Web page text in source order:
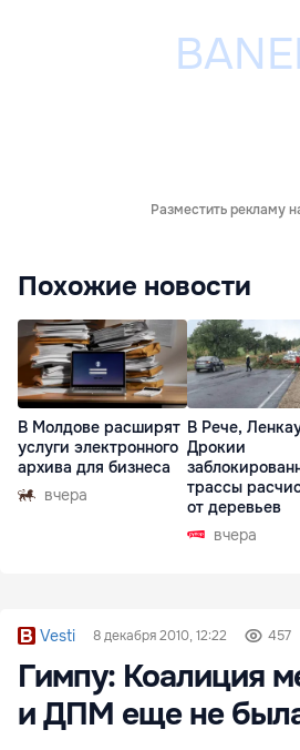
Разместить рекламу
Похожие новости
В Молдове расширят
услуги электронного
архива для бизнеса
вчера
В Рече,
Дрокии
трассы
от деревьев
вчера
Vesti 8 декабря 2010, 12:22 457
Гимпу: Коалиция
и ДПМ еще не